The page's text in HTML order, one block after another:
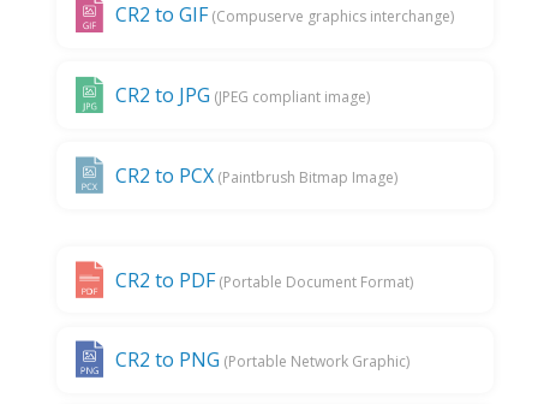
CR2 to GIF (Compuserve graphics interchange)
CR2 to JPG (JPEG compliant image)
CR2 to PCX (Paintbrush Bitmap Image)
CR2 to PDF (Portable Document Format)
CR2 to PNG (Portable Network Graphic)